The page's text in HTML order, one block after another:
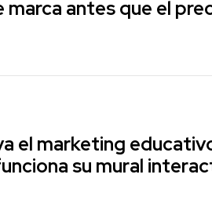
antes que el
el marketing
su mural